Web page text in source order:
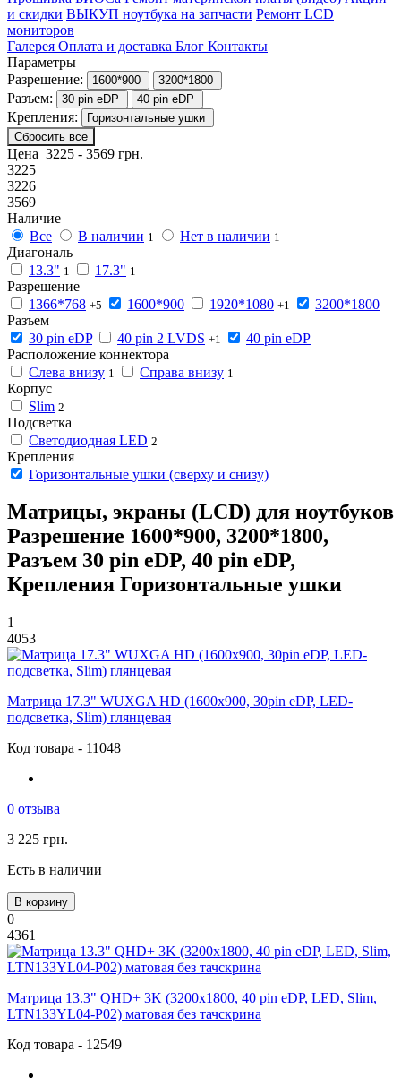
и скидки ВЫКУП ноутбука на запчасти Ремонт LCD
мониторов
Галерея Оплата и доставка Блог Контакты
Параметры
Разрешение:
1600*900 3200*1800
Разъем: 30 pin eDP 40 pin eDP
Крепления:
Горизонтальные ушки
Сбросить все
Цена 3225 - 3569 грн.
3225
3226
3569
Наличие
Все
В наличии 1 Нет в наличии 1
Диагональ
13.3" 1 17.3" 1
Разрешение
1366*768 +5 1600*900 1920*1080 +1
3200*1800
Разъем
30 pin eDP
40 pin 2 LVDS +1
40 pin eDP
Расположение коннектора
Слева внизу 1 Справа внизу 1
Корпус
Slim 2
Подсветка
Светодиодная LED 2
Крепления
Горизонтальные ушки (сверху и снизу)
Матрицы, экраны (LCD) для ноутбуков
Разрешение 1600*900, 3200*1800,
Разъем 30 pin eDP, 40 pin eDP,
Крепления Горизонтальные ушки
1
4053
Матрица 17.3" WUXGA HD (1600x900, 30pin eDP, LED-
подсветка, Slim) глянцевая
Код товара - 11048
0 отзыва
3 225 грн.
Есть в наличии
В корзину
0
4361
Матрица 13.3" QHD+ 3K (3200x1800, 40 pin eDP, LED, Slim,
LTN133YL04-P02) матовая без тачскрина
Код товара - 12549